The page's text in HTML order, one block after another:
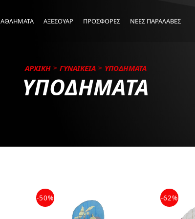
ΑΘΛΗΜΑΤΑ ΑΞΕΣΟΥΑΡ ΠΡΟΣΦΟΡΕΣ ΝΕΕΣ ΠΑΡΑΛΑΒΕΣ
ΑΡΧΙΚΗ ΓΥΝΑΙΚΕΙΑ ΥΠΟΔΗΜΑΤΑ
ΥΠΟΔΗΜΑΤΑ
-50% -62%